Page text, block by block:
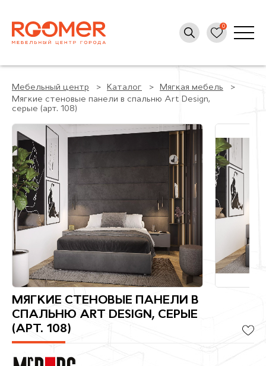
Мебельный центр Каталог
Мягкая мебель
Мягкие стеновые панели в спальню Art Design,
серые (арт. 108)
МЯГКИЕ СТЕНОВЫЕ ПАНЕЛИ В
СПАЛЬНЮ ART DESIGN, СЕРЫЕ
(АРТ. 108)